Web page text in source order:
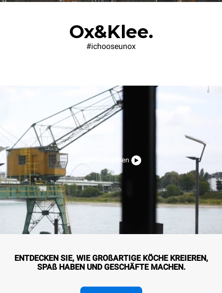
Ox&Klee.
#ichooseunox
Video abspielen
ENTDECKEN SIE, WIE GROßARTIGE KÖCHE KREIEREN,
SPAß HABEN UND GESCHÄFTE MACHEN.